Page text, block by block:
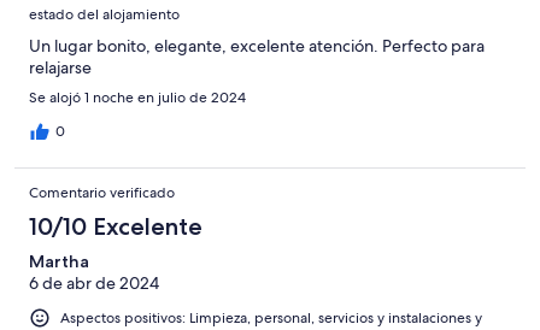
estado del alojamiento
Un lugar bonito, elegante, excelente atención. Perfecto para
relajarse
Se alojó 1 noche en julio de 2024
0
Comentario verificado
10/10 Excelente
Martha
6 de abr de 2024
Aspectos positivos: Limpieza, personal, servicios y instalaciones y